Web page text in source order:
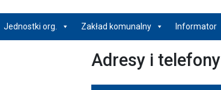
Jednostki org. Zakład komunalny Informator
Adresy i telefony